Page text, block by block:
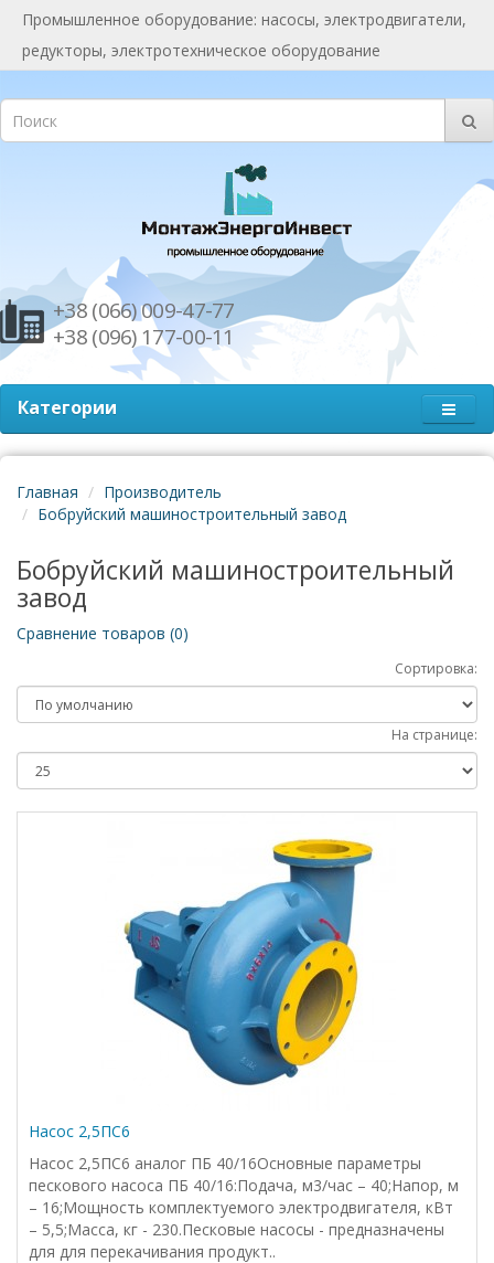
Промышленное оборудование: насосы, электродвигатели,
редукторы, электротехническое оборудование
+38 (066) 009-47-77
+38 (096) 177-00-11
Категории
Главная
Производитель
Бобруйский машиностроительный завод
Бобруйский машиностроительный
завод
Сравнение товаров (0)
Сортировка:
На странице:
Насос 2,5ПС6
Насос 2,5ПС6 аналог ПБ 40/16Основные параметры
пескового насоса ПБ 40/16:Подача, м3/час – 40;Напор, м
– 16;Мощность комплектуемого электродвигателя, кВт
– 5,5;Масса, кг - 230.Песковые насосы - предназначены
для для перекачивания продукт..